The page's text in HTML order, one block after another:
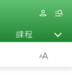
課程 退休